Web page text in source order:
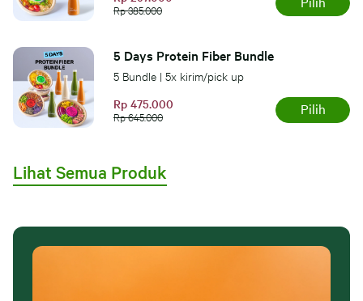
Rp 385.000
5 Days Protein Fiber Bundle
5 Bundle | 5x kirim/pick up
Rp 475.000
Rp 645.000 Pilih
Lihat Semua Produk